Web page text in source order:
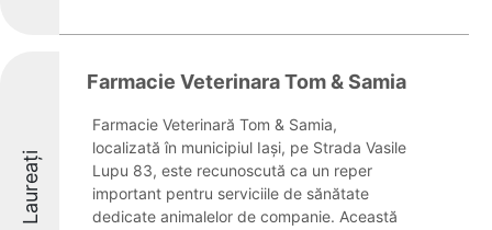
Laureați
Farmacie Veterinara Tom & Samia
Farmacie Veterinară Tom & Samia,
localizată în municipiul Iași, pe Strada Vasile
Lupu 83, este recunoscută ca un reper
important pentru serviciile de sănătate
dedicate animalelor de companie. Această